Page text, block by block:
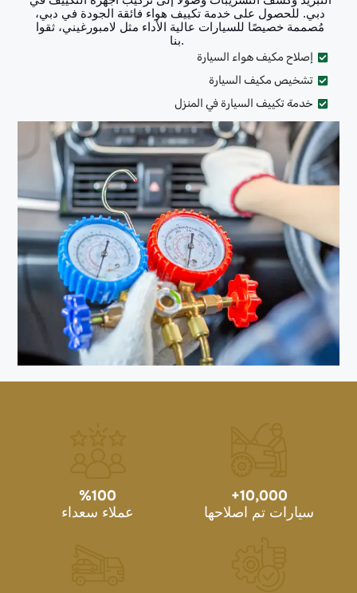
بنا.
إصلاح مكيف هواء السيارة
تشخيص مكيف السيارة
خدمة تكييف السيارة في المنزل
10,000
+
سيارات تم اصلاحها
100
%
عملاء سعداء